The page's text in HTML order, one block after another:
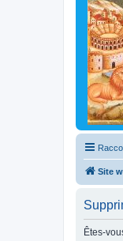
Site
Êtes-